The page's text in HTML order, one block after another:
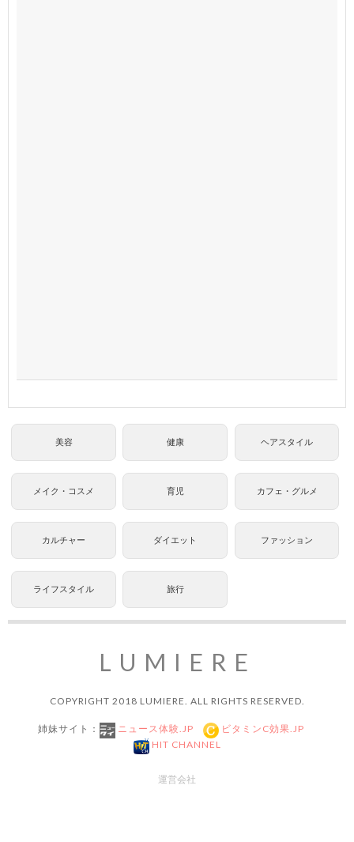
美容 健康 ヘアスタイル
メイク・コスメ 育児 カフェ・グルメ
カルチャー ダイエット ファッション
ライフスタイル 旅行
LUMIERE
COPYRIGHT 2018 LUMIERE. ALL RIGHTS RESERVED.
姉妹サイト： ニュース体験.JP
ビタミンC効果.JP
HIT CHANNEL
運営会社